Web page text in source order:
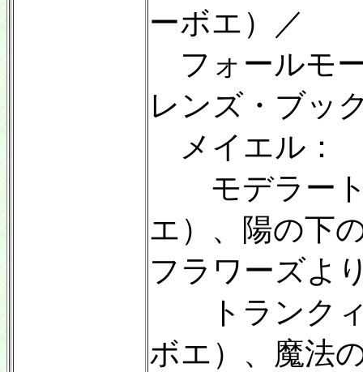
ーボエ）／
フォールモ
レンズ・ブッ
メイエル：
モデラート
エ）、陽の下
フラワーズよ
トランクィ
ボエ）、魔法